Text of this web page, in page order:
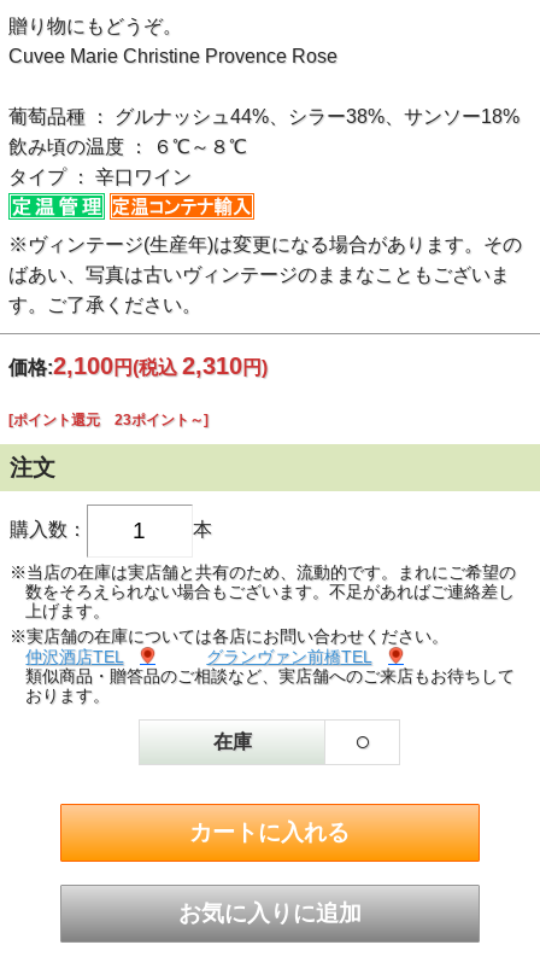
贈り物にもどうぞ。
Cuvee Marie Christine Provence Rose
葡萄品種 ： グルナッシュ44%、シラー38%、サンソー18%
飲み頃の温度 ： ６℃～８℃
タイプ ： 辛口ワイン
※ヴィンテージ(生産年)は変更になる場合があります。その
ばあい、写真は古いヴィンテージのままなこともございま
す。ご了承ください。
価格:2,100円(税込 2,310円)
[ポイント還元 23ポイント～]
注文
購入数： 本
※当店の在庫は実店舗と共有のため、流動的です。まれにご希望の
数をそろえられない場合もございます。不足があればご連絡差し
上げます。
※実店舗の在庫については各店にお問い合わせください。
仲沢酒店TEL
グランヴァン前橋TEL
類似商品・贈答品のご相談など、実店舗へのご来店もお待ちして
おります。
在庫 ○